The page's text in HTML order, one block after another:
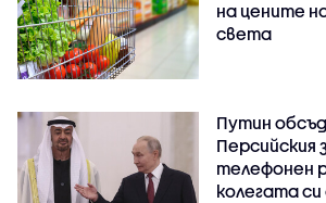
на цените
света
Путин
Персийския
телефонен
колегата